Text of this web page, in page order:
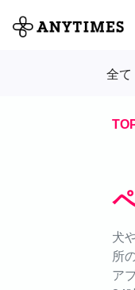
全て
犬
所
ア